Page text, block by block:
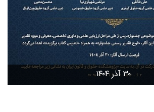
۳۰ آذر ۱۴۰۴